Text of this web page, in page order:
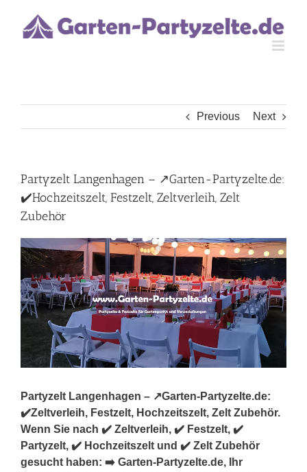
content
Previous Next
Partyzelt Langenhagen – ↗️Garten-Partyzelte.de:
✔️Hochzeitszelt, Festzelt, Zeltverleih, Zelt
Zubehör
Partyzelt Langenhagen – ↗️Garten-Partyzelte.de:
✔️Zeltverleih, Festzelt, Hochzeitszelt, Zelt Zubehör.
Wenn Sie nach ✔️ Zeltverleih, ✔️ Festzelt, ✔️
Partyzelt, ✔️ Hochzeitszelt und ✔️ Zelt Zubehör
gesucht haben: ➡️ Garten-Partyzelte.de, Ihr